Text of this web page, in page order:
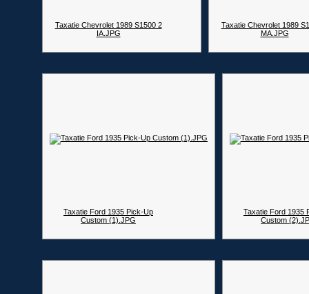
Taxatie Chevrolet 1989 S1500 2
IA.JPG
Taxatie Chevrolet 1989
MA.JPG
Taxatie Ford 1935 Pick-Up
Custom (1).JPG
Taxatie Ford 1935
Custom